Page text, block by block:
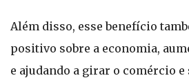
Além disso, esse benefício
positivo sobre a economia,
e ajudando a girar o comércio